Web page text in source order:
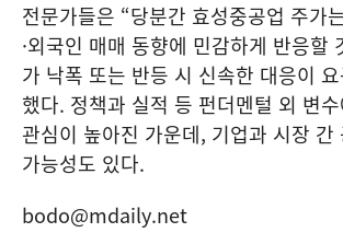
전문가들은 “당분간 효성중공업 주가
·외국인 매매 동향에 민감하게 반응할
가 낙폭 또는 반등 시 신속한 대응이
했다. 정책과 실적 등 펀더멘털 외 변
관심이 높아진 가운데, 기업과 시장 간
가능성도 있다.
bodo@mdaily.net